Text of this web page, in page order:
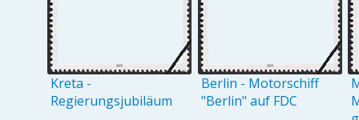
Kreta -
Regierungsjubiläum
Berlin - Motorschiff
"Berlin" auf FDC